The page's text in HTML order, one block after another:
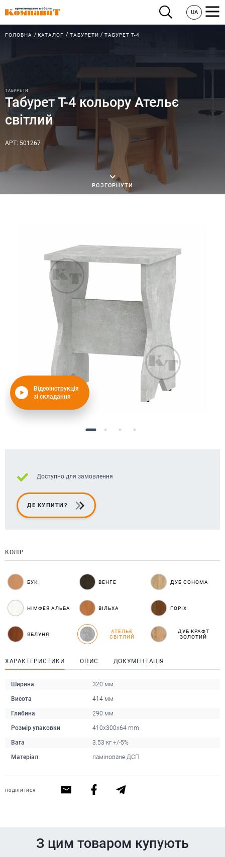
UA
ГОЛОВНА КАТАЛОГ ТАБУРЕТИ ТАБУРЕТ Т-4
ТАБУРЕТИ
Табурет Т-4 кольору Ательє
світлий
АРТ: 501267
РОЗГОРНУТИ
Відеоінструкція
зі складання
Доступно для замовлення
ДЕ КУПИТИ?
КОЛІР
БУК ВЕНГЕ ДУБ СОНОМА
НІМФЕЯ АЛЬБА ВІЛЬХА ГОРІХ
ЯБЛУНЯ
АТЕЛЬЄ
СВІТЛИЙ
ДУБ КРАФТ
ЗОЛОТИЙ
ХАРАКТЕРИСТИКИ ОПИС ДОКУМЕНТАЦІЯ
Ширина 320 мм
Висота 414 мм
Глибина 290 мм
Розмір упаковки 410x300x64 mm
Вага 3.53 кг +/-5%
Матеріал ламіноване ДСП
ПОДІЛИТИСЯ
З цим товаром купують